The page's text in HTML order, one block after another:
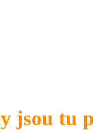
jsou tu